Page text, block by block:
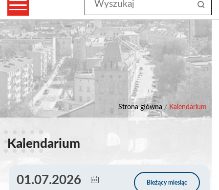
w
serwisie
Strona główna / Kalendarium
Kalendarium